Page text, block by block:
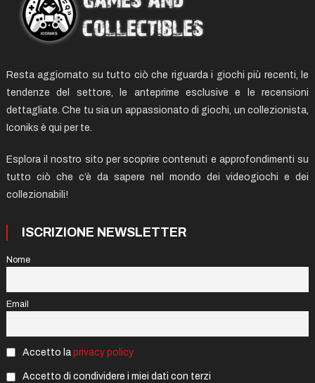
Resta aggiornato su tutto ciò che riguarda i giochi più recenti, le
tendenze del settore, le anteprime esclusive e le recensioni
dettagliate. Che tu sia un appassionato di giochi, un collezionista,
Iconiks è qui per te.
Esplora il nostro sito per scoprire contenuti e approfondimenti su
tutto ciò che c’è da sapere nel mondo dei videogiochi e dei
collezionabili!
ISCRIZIONE NEWSLETTER
Nome
Email
Accetto la privacy policy
Accetto di condividere i miei dati con terzi